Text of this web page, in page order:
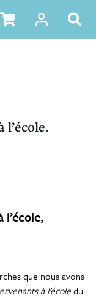
DES MATIÈRES
que nous avons
à l’écoledu